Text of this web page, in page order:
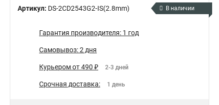
Артикул: DS-2CD2543G2-IS(2.8mm) В наличии
Гарантия производителя: 1 год
Самовывоз: 2 дня
Курьером от 490 ₽ 2-3 дней
Срочная доставка: 1 день